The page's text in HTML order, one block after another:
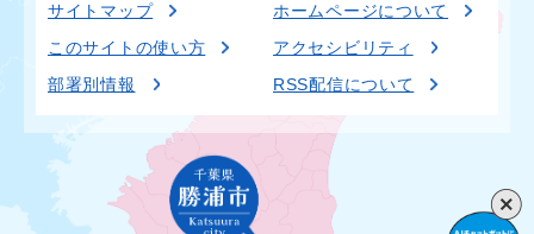
サイトマップ
ホームページについて
このサイトの使い方
アクセシビリティ
部署別情報
RSS配信について